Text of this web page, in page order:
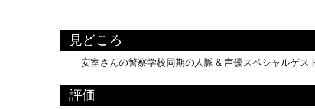
見どころ
安室さんの警察学校同期の人脈 & 声優スペシャルゲス
評価